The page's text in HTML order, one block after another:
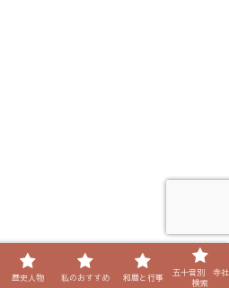
歴史人物 私のおすすめ 和暦と行事
五十音別 寺社
検索